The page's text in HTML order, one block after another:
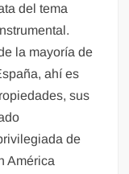
del tema
la mayoría de
ahí es
sus
de
América